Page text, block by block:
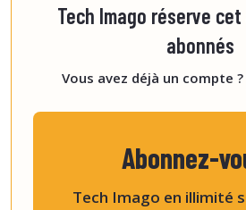
Tech Imago réserve
abonnés
Vous avez déjà un compte ?
Abonnez-
Tech Imago en illimité